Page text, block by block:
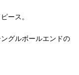
ース。
グルボールエンドの